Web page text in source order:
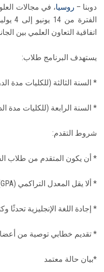
دوبنا – روسيا، في مجالات
اتفاقية التعاون العلمي بين
يستهدف البرنامج طلاب:
* السنة الثالثة (للكليات مدة الدراسة 4
* السنة الرابعة (للكليات مدة الدراسة
شروط التقدم:
* أن يكون المتقدم من طلاب
* ألا يقل المعدل التراكمي (GPA) عن 3.5
* إجادة اللغة الإنجليزية تحدثًا
* تقديم خطابي توصية من
*بيان حالة معتمد